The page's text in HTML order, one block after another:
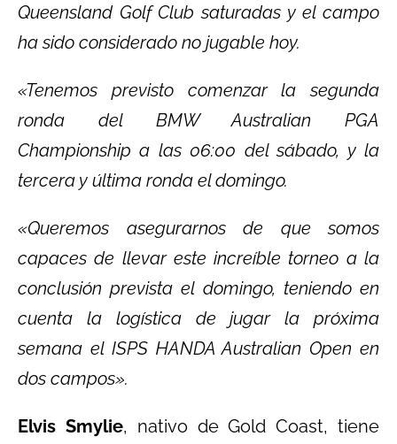
Queensland Golf Club saturadas y el campo
ha sido considerado no jugable hoy.
«Tenemos previsto comenzar la segunda
ronda del BMW Australian PGA
Championship a las 06:00 del sábado, y la
tercera y última ronda el domingo.
«Queremos asegurarnos de que somos
capaces de llevar este increíble torneo a la
conclusión prevista el domingo, teniendo en
cuenta la logística de jugar la próxima
semana el ISPS HANDA Australian Open en
dos campos».
Elvis Smylie, nativo de Gold Coast, tiene